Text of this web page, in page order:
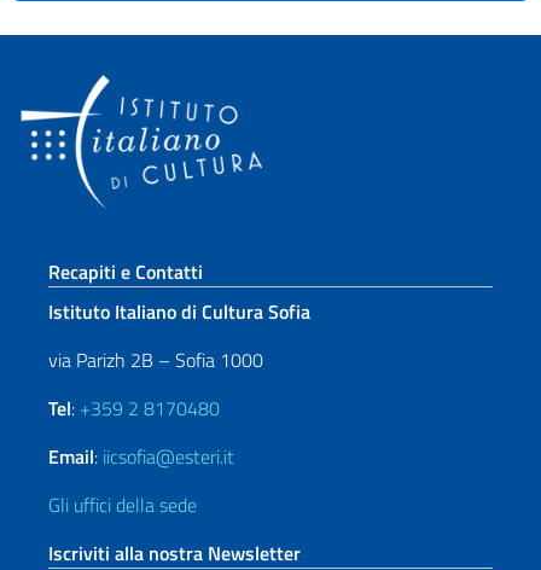
Sezione footer
Recapiti e Contatti
Istituto Italiano di Cultura Sofia
via Parizh 2B – Sofia 1000
Tel: +359 2 8170480
Email: iicsofia@esteri.it
Gli uffici della sede
Iscriviti alla nostra Newsletter